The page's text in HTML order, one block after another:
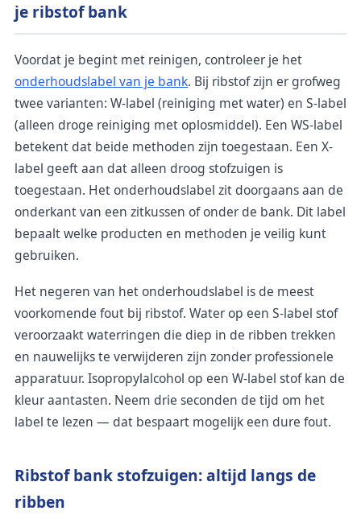
je ribstof bank
Voordat je begint met reinigen, controleer je het
onderhoudslabel van je bank. Bij ribstof zijn er grofweg
twee varianten: W-label (reiniging met water) en S-label
(alleen droge reiniging met oplosmiddel). Een WS-label
betekent dat beide methoden zijn toegestaan. Een X-
label geeft aan dat alleen droog stofzuigen is
toegestaan. Het onderhoudslabel zit doorgaans aan de
onderkant van een zitkussen of onder de bank. Dit label
bepaalt welke producten en methoden je veilig kunt
gebruiken.
Het negeren van het onderhoudslabel is de meest
voorkomende fout bij ribstof. Water op een S-label stof
veroorzaakt waterringen die diep in de ribben trekken
en nauwelijks te verwijderen zijn zonder professionele
apparatuur. Isopropylalcohol op een W-label stof kan de
kleur aantasten. Neem drie seconden de tijd om het
label te lezen — dat bespaart mogelijk een dure fout.
Ribstof bank stofzuigen: altijd langs de
ribben